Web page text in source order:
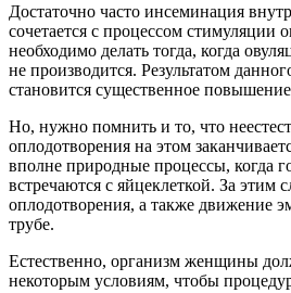
Достаточно часто инсеминация
сочетается с процессом стимуляции
необходимо делать тогда, когда
не производится. Результатом
становится существенное повышение
Но, нужно помнить и то, что
оплодотворения на этом
вполне природные процессы, когда
встречаются с яйцеклеткой. За этим
оплодотворения, а также движение
трубе.
Естественно, организм женщины
некоторым условиям, чтобы